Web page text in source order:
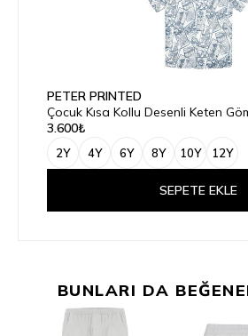
PETER PRINTED
Çocuk Kısa Kollu Desenli Keten
3.600₺
2Y 4Y 6Y 8Y 10Y 12Y
SEPETE EKLE
BUNLARI DA